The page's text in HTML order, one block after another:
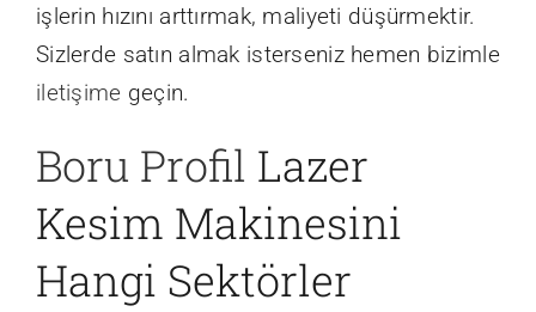
işlerin hızını arttırmak, maliyeti düşürmektir.
Sizlerde satın almak isterseniz hemen bizimle
iletişime geçin.
Boru Profil Lazer
Kesim Makinesini
Hangi Sektörler